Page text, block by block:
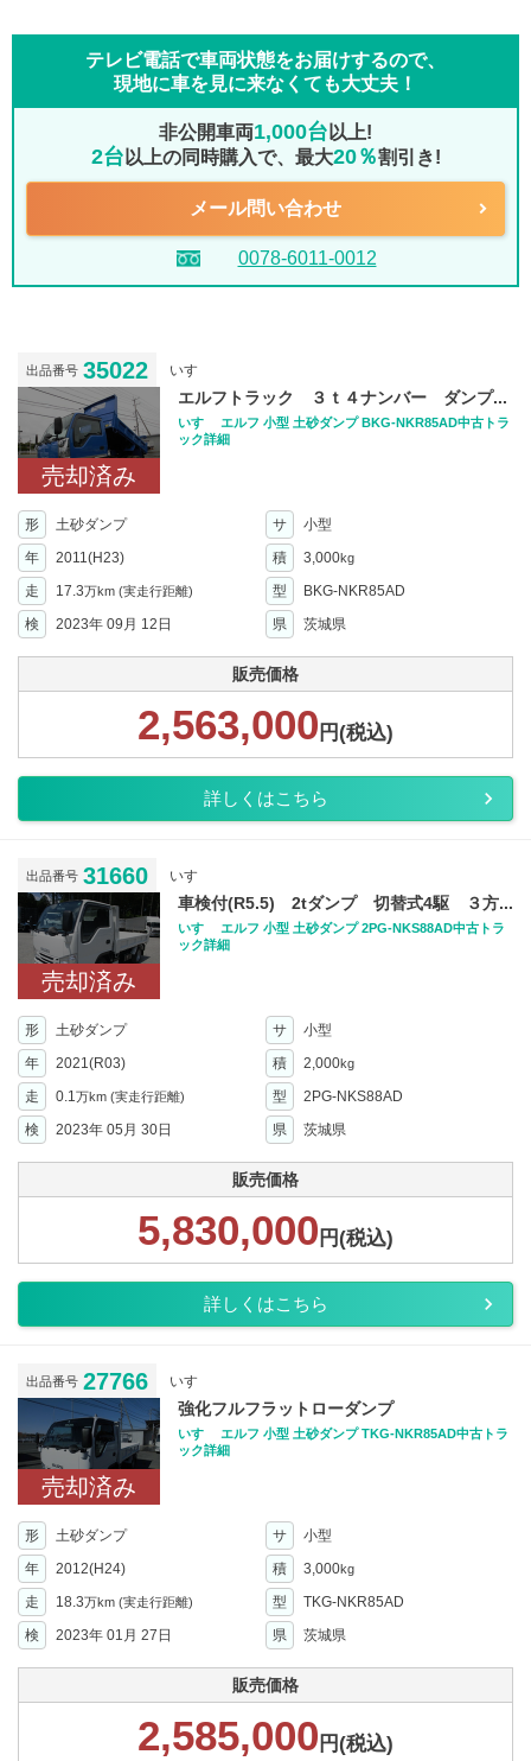
テレビ電話で車両状態をお届けするので、
現地に車を見に来なくても大丈夫！
非公開車両1,000台 以上!
2台 以上の同時購入で、最大20％割引き!
メール問い合わせ
0078-6011-0012
出品番号 35022 いすゞ
売却済み
エルフトラック ３ｔ４ナンバー ダンプ...
いすゞ エルフ 小型 土砂ダンプ BKG-NKR85AD中古トラ
ック詳細
形 土砂ダンプ サ
小型
年
2011(H23) 積 3,000kg
走 17.3万km (実走行距離) 型
BKG-NKR85AD
検
2023年 09月 12日 県 茨城県
販売価格
2,563,000 円(税込)
詳しくはこちら
出品番号 31660 いすゞ
売却済み
車検付(R5.5) 2tダンプ 切替式4駆 ３方...
いすゞ エルフ 小型 土砂ダンプ 2PG-NKS88AD中古トラ
ック詳細
形 土砂ダンプ サ
小型
年
2021(R03) 積 2,000kg
走 0.1万km (実走行距離) 型
2PG-NKS88AD
検
2023年 05月 30日 県 茨城県
販売価格
5,830,000 円(税込)
詳しくはこちら
出品番号 27766 いすゞ
売却済み
強化フルフラットローダンプ
いすゞ エルフ 小型 土砂ダンプ TKG-NKR85AD中古トラ
ック詳細
形 土砂ダンプ サ
小型
年
2012(H24) 積 3,000kg
走 18.3万km (実走行距離) 型
TKG-NKR85AD
検
2023年 01月 27日 県 茨城県
販売価格
2,585,000 円(税込)